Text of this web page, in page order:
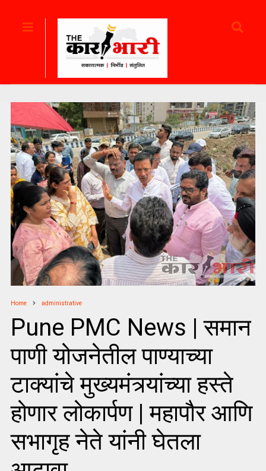
Home administrative
Pune PMC News | समान
पाणी योजनेतील पाण्याच्या
टाक्यांचे मुख्यमंत्र्यांच्या हस्ते
होणार लोकार्पण | महापौर आणि
सभागृह नेते यांनी घेतला